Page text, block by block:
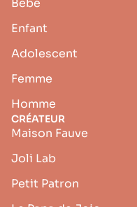
Bébé
Enfant
Adolescent
Femme
Homme
CRÉATEUR
Maison Fauve
Joli Lab
Petit Patron